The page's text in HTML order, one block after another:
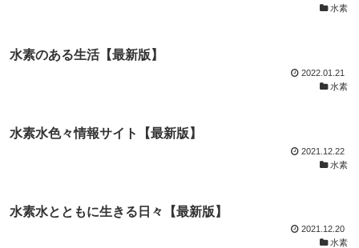
水素
水素のある生活【最新版】
2022.01.21
水素
水素水色々情報サイト【最新版】
2021.12.22
水素
水素水とともに生きる日々【最新版】
2021.12.20
水素